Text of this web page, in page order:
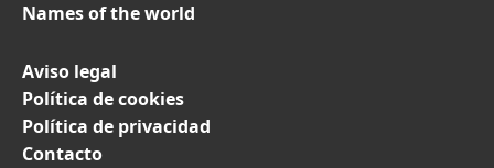
Names of the world
Aviso legal
Política de cookies
Política de privacidad
Contacto